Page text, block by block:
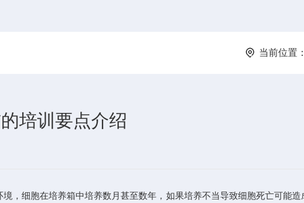
当前位置：
培训要点介绍
，细胞在培养箱中培养数月甚至数年，如果培养不当导致细胞死亡可能